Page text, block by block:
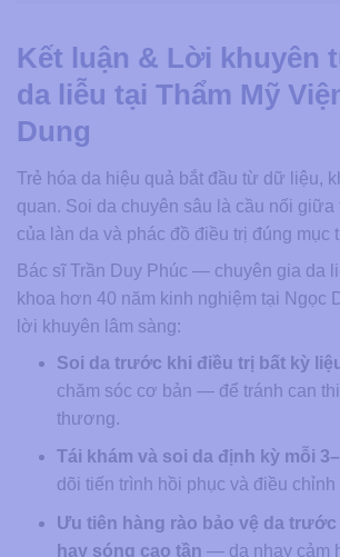
Kết luận & Lời khuyên
da liễu tại Thẩm Mỹ
Dung
Trẻ hóa da hiệu quả bắt đầu từ dữ liệu,
quan. Soi da chuyên sâu là cầu nối giữa
của làn da và phác đồ điều trị đúng mục
Bác sĩ Trần Duy Phúc — chuyên gia da
khoa hơn 40 năm kinh nghiệm tại Ngọc
lời khuyên lâm sàng:
Soi da trước khi điều trị bất kỳ
chăm sóc cơ bản — để tránh can
thương.
Tái khám và soi da định kỳ mỗi
dõi tiến trình hồi phục và điều
Ưu tiên hàng rào bảo vệ da
hay sóng cao tần — da nhạy cảm